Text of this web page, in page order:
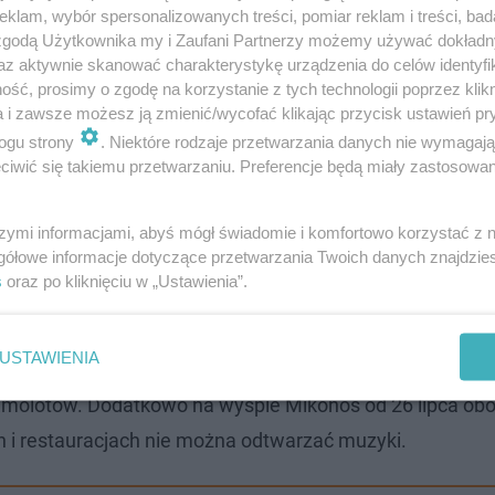
PCR (nie starszego niż sprzed 72 godz.).
cyklu szczepień przeciw Covid-19 (od ostatniej
przejście infekcji (pozytywny wynik testu
są dzieci poniżej 12. roku życia. Przybywający do
SARS-CoV-2. Wszyscy podróżni, niezależnie od
to zrobić najpóźniej do północy (czasu greckiego,
Po uzupełnieniu formularza turyści otrzymają pocztą
możliwy tylko za okazaniem zaświadczenia o
nie starszego niż sprzed trzech dni. Certyfikaty
Dodatkowo na wyspie Mikonos od 26 lipca
i restauracjach nie można odtwarzać muzyki.
wybór spersonalizowanych treści, pomiar reklam i treści,
Użytkownika my i Zaufani Partnerzy możemy używać
aktywnie skanować charakterystykę urządzenia do celów
prosimy o zgodę na korzystanie z tych technologii poprzez
i zawsze możesz ją zmienić/wycofać klikając przycisk ustawień
strony
. Niektóre rodzaje przetwarzania danych nie
się takiemu przetwarzaniu. Preferencje będą miały
informacjami, abyś mógł świadomie i komfortowo korzystać z
informacje dotyczące przetwarzania Twoich danych
oraz po kliknięciu w „Ustawienia”.
USTAWIENIA